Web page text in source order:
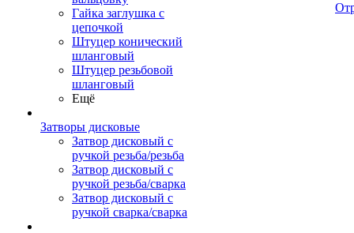
Гайка заглушка с
цепочкой
Штуцер конический
шланговый
Штуцер резьбовой
шланговый
Ещё
Затворы дисковые
Затвор дисковый с
ручкой резьба/резьба
Затвор дисковый с
ручкой резьба/сварка
Затвор дисковый с
ручкой сварка/сварка